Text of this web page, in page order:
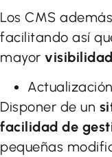
Los CMS
facilitando así
mayor
Disponer de un
facilidad de
pequeñas